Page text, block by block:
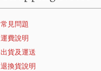
常見問題
運費說明
出貨及運送
退換貨說明